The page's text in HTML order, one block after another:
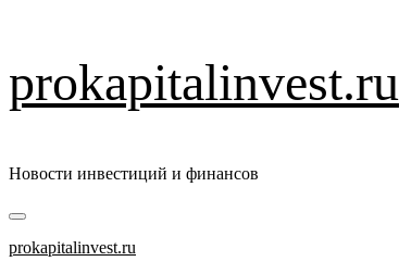
к
содержимому
prokapitalinvest.ru
Новости инвестиций и финансов
Основное
меню
prokapitalinvest.ru